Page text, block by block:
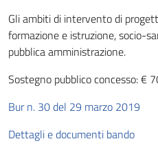
Gli ambiti di intervento di
formazione e istruzione, socio-
pubblica amministrazione.
Sostegno pubblico concesso: €
Bur n. 30 del 29 marzo 2019
Dettagli e documenti bando